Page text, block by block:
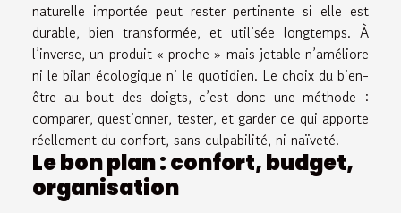
naturelle importée peut rester pertinente si elle est
durable, bien transformée, et utilisée longtemps. À
l’inverse, un produit « proche » mais jetable n’améliore
ni le bilan écologique ni le quotidien. Le choix du bien-
être au bout des doigts, c’est donc une méthode :
comparer, questionner, tester, et garder ce qui apporte
réellement du confort, sans culpabilité, ni naïveté.
Le bon plan : confort, budget,
organisation